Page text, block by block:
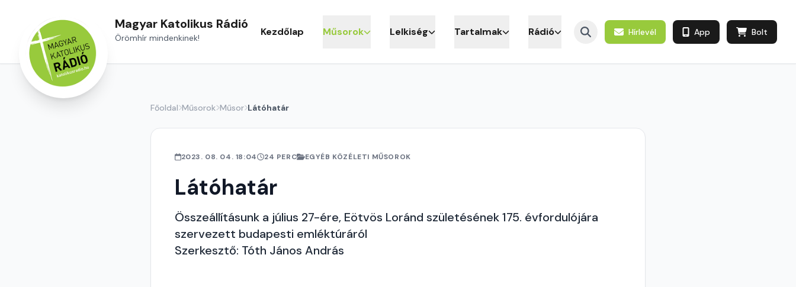
Magyar Katolikus Rádió
Örömhír mindenkinek! Kezdőlap Műsorok Lelkiség Tartalmak Rádió Hírlevél App Bolt
Főoldal Műsorok Műsor Látóhatár
2023. 08. 04. 18:04 24 PERC EGYÉB KÖZÉLETI MŰSOROK
Látóhatár
Összeállításunk a július 27-ére, Eötvös Loránd születésének 175. évfordulójára
szervezett budapesti emléktúráról
Szerkesztő: Tóth János András